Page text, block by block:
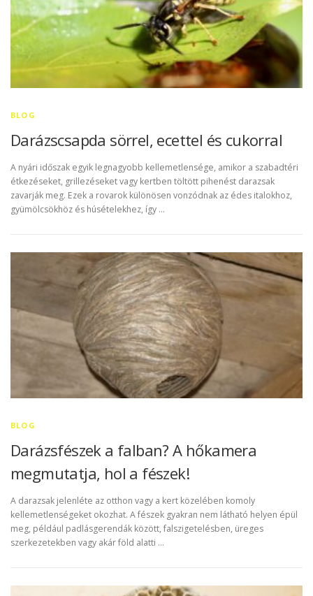
BLOG
Darázscsapda sörrel, ecettel és cukorral
A nyári időszak egyik legnagyobb kellemetlensége, amikor a szabadtéri
étkezéseket, grillezéseket vagy kertben töltött pihenést darazsak
zavarják meg. Ezek a rovarok különösen vonzódnak az édes italokhoz,
gyümölcsökhöz és húsételekhez, így …
BLOG
Darázsfészek a falban? A hőkamera
megmutatja, hol a fészek!
A darazsak jelenléte az otthon vagy a kert közelében komoly
kellemetlenségeket okozhat. A fészek gyakran nem látható helyen épül
meg, például padlásgerendák között, falszigetelésben, üreges
szerkezetekben vagy akár föld alatti …